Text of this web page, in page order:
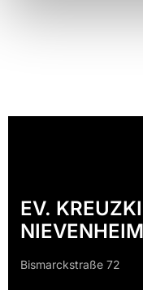
EV.
NIEVENHEIM
Bismarckstraße 72